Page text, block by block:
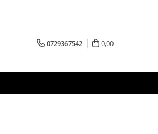
0729367542 0,00